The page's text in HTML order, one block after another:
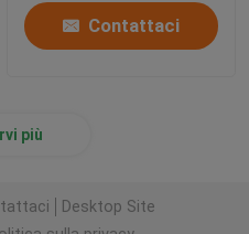
Contattaci
più
Desktop Site